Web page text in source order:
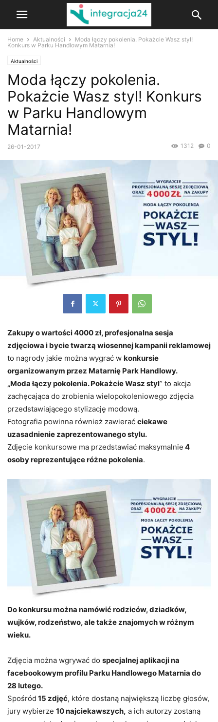
Home Aktualności
Moda łączy pokolenia. Pokażcie Wasz styl!
Konkurs w Parku Handlowym Matarnia!
Aktualności
Moda łączy pokolenia.
Pokażcie Wasz styl! Konkurs
w Parku Handlowym
Matarnia!
26-01-2017 0
1312
Zakupy o wartości 4000 zł, profesjonalna sesja
zdjęciowa i bycie twarzą wiosennej kampanii reklamowej
to nagrody jakie można wygrać w konkursie
organizowanym przez Matarnię Park Handlowy.
„Moda łączy pokolenia. Pokażcie Wasz styl” to akcja
zachęcająca do zrobienia wielopokoleniowego zdjęcia
przedstawiającego stylizację modową.
Fotografia powinna również zawierać ciekawe
uzasadnienie zaprezentowanego stylu.
Zdjęcie konkursowe ma przedstawiać maksymalnie 4
osoby reprezentujące różne pokolenia.
Do konkursu można namówić rodziców, dziadków,
wujków, rodzeństwo, ale także znajomych w różnym
wieku.
Zdjęcia można wgrywać do specjalnej aplikacji na
facebookowym profilu Parku Handlowego Matarnia do
28 lutego.
Spośród 15 zdjęć, które dostaną największą liczbę głosów,
jury wybierze 10 najciekawszych, a ich autorzy zostaną